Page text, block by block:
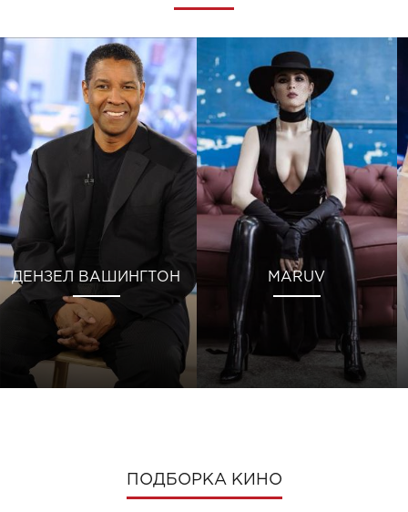
ДЕНЗЕЛ ВАШИНГТОН MARUV
ПОДБОРКА КИНО